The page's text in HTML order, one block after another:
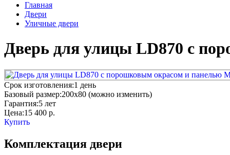
Главная
Двери
Уличные двери
Дверь для улицы LD870 с
Срок изготовления:1 день
Базовый размер:200x80 (можно изменить)
Гарантия:5 лет
Цена:15 400 р.
Купить
Комплектация двери